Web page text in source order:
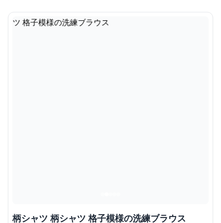
柄シャツ 柄シャツ 格子模様の洗練ブラウス